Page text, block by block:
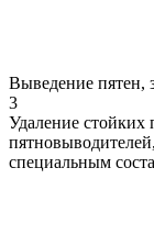
Выведение пятен,
3
Удаление стойких
специальным